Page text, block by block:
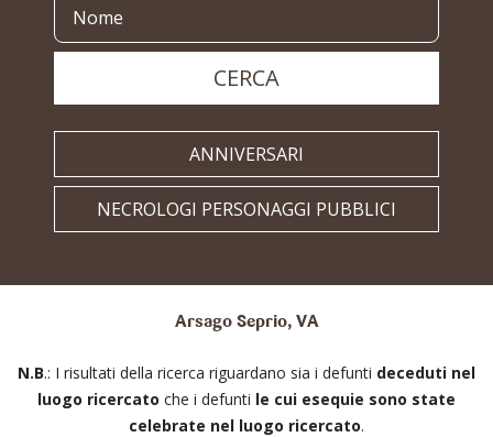
CERCA
ANNIVERSARI
NECROLOGI PERSONAGGI PUBBLICI
Arsago Seprio, VA
N.B.: I risultati della ricerca riguardano sia i defunti deceduti nel
luogo ricercato che i defunti le cui esequie sono state
celebrate nel luogo ricercato.